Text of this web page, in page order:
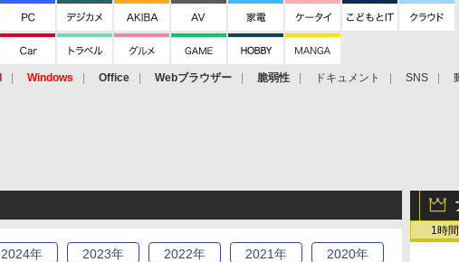
Windows Office Webブラウザー 脆弱性 ドキュメント SNS
1時間
2024年 2023年 2022年 2021年 2020年